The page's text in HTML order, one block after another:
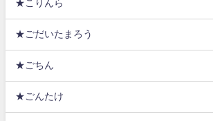
★こりんら
★ごだいたまろう
★ごちん
★ごんたけ